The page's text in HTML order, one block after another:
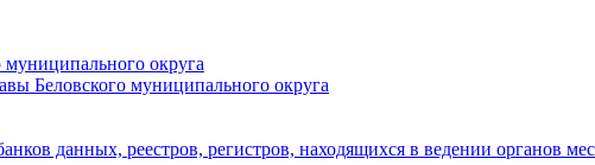
округа
Беловского муниципального округа
данных, реестров, регистров, находящихся в ведении органов